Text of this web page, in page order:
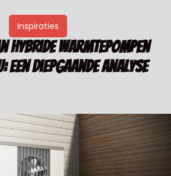
Inspiraties
hybride warmtepompen
een diepgaande analyse